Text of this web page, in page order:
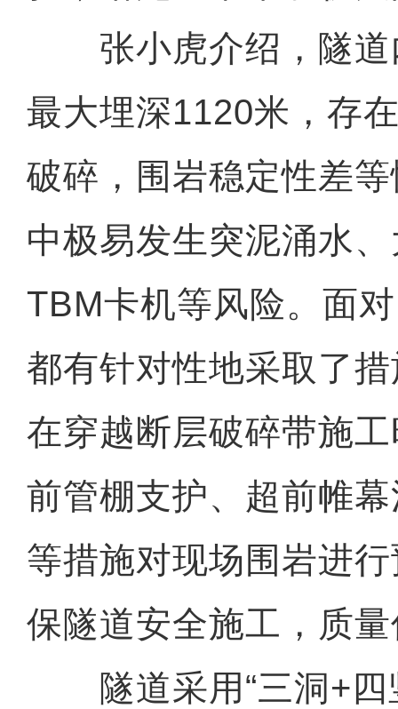
张小虎介绍，隧道
最大埋深1120米，存
破碎，围岩稳定性差
中极易发生突泥涌水
TBM卡机等风险。面
都有针对性地采取了
在穿越断层破碎带施
前管棚支护、超前帷
等措施对现场围岩进
保隧道安全施工，质
隧道采用“三洞+四